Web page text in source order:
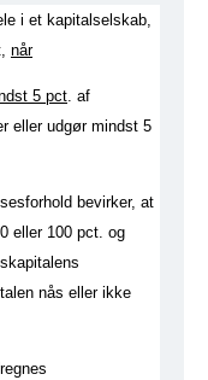
i et kapitalselskab,
når
5 pct . af
eller udgør mindst 5
bevirker, at
eller 100 pct. og
nås eller ikke